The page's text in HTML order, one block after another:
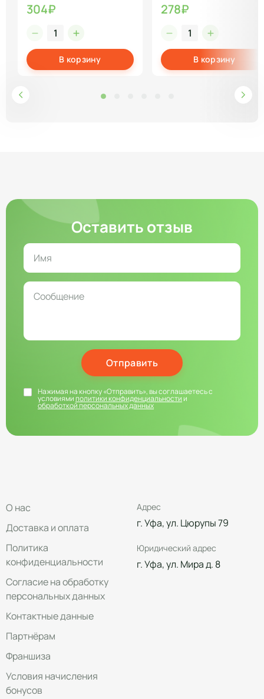
304₽
В корзину
шпинатом и сосиской
278₽
В корзину
Оставить отзыв
Отправить
Нажимая на кнопку «Отправить», вы соглашаетесь с
условиямиполитики конфиденциальностии
обработкой персональных данных
О нас
Доставка и оплата
Политика
конфиденциальности
Согласие на обработку
персональных данных
Контактные данные
Партнёрам
Франшиза
Условия начисления
бонусов
Адрес
г. Уфа, ул. Цюрупы 79
Юридический адрес
г. Уфа, ул. Мира д. 8